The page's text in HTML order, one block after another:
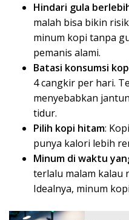
Hindari gula
malah bisa bikin
minum kopi tanpa
pemanis alami.
Batasi konsumsi
4 cangkir per hari.
menyebabkan
tidur.
Pilih kopi hitam:
punya kalori lebih
Minum di waktu
terlalu malam kalau
Idealnya, minum